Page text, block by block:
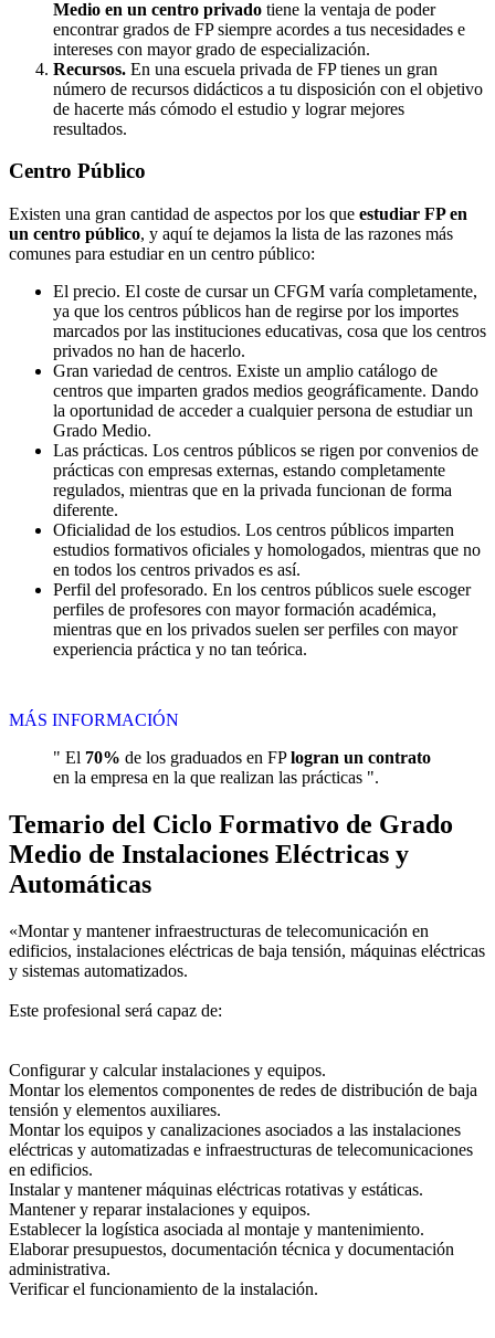
Medio en un centro privado tiene la ventaja de poder
encontrar grados de FP siempre acordes a tus necesidades e
intereses con mayor grado de especialización.
Recursos. En una escuela privada de FP tienes un gran
número de recursos didácticos a tu disposición con el objetivo
de hacerte más cómodo el estudio y lograr mejores
resultados.
Centro Público
Existen una gran cantidad de aspectos por los que estudiar FP en
un centro público, y aquí te dejamos la lista de las razones más
comunes para estudiar en un centro público:
El precio. El coste de cursar un CFGM varía completamente,
ya que los centros públicos han de regirse por los importes
marcados por las instituciones educativas, cosa que los centros
privados no han de hacerlo.
Gran variedad de centros. Existe un amplio catálogo de
centros que imparten grados medios geográficamente. Dando
la oportunidad de acceder a cualquier persona de estudiar un
Grado Medio.
Las prácticas. Los centros públicos se rigen por convenios de
prácticas con empresas externas, estando completamente
regulados, mientras que en la privada funcionan de forma
diferente.
Oficialidad de los estudios. Los centros públicos imparten
estudios formativos oficiales y homologados, mientras que no
en todos los centros privados es así.
Perfil del profesorado. En los centros públicos suele escoger
perfiles de profesores con mayor formación académica,
mientras que en los privados suelen ser perfiles con mayor
experiencia práctica y no tan teórica.
MÁS INFORMACIÓN
" El 70% de los graduados en FPlogran un contrato
en la empresa en la que realizan las prácticas ".
Temario del Ciclo Formativo de Grado
Medio de Instalaciones Eléctricas y
Automáticas
«Montar y mantener infraestructuras de telecomunicación en
edificios, instalaciones eléctricas de baja tensión, máquinas eléctricas
y sistemas automatizados.
Este profesional será capaz de:
Configurar y calcular instalaciones y equipos.
Montar los elementos componentes de redes de distribución de baja
tensión y elementos auxiliares.
Montar los equipos y canalizaciones asociados a las instalaciones
eléctricas y automatizadas e infraestructuras de telecomunicaciones
en edificios.
Instalar y mantener máquinas eléctricas rotativas y estáticas.
Mantener y reparar instalaciones y equipos.
Establecer la logística asociada al montaje y mantenimiento.
Elaborar presupuestos, documentación técnica y documentación
administrativa.
Verificar el funcionamiento de la instalación.